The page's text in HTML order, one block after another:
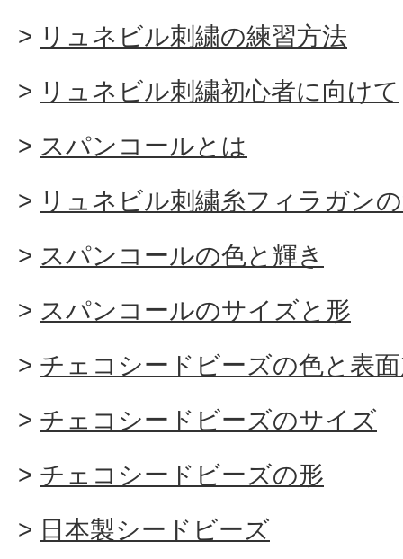
リュネビル刺繍の練習方法
リュネビル刺繍初心者に向けて
スパンコールとは
リュネビル刺繍糸フィラガン
スパンコールの色と輝き
スパンコールのサイズと形
チェコシードビーズの色と表
チェコシードビーズのサイズ
チェコシードビーズの形
日本製シードビーズ